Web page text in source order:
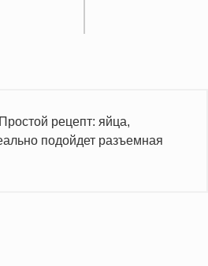
рецепт: яйца,
подойдет разъемная